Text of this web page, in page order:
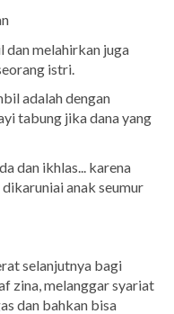
dan melahirkan juga
istri.
adalah dengan
tabung jika dana yang
dan ikhlas... karena
anak seumur
selanjutnya bagi
zina, melanggar syariat
dan bahkan bisa